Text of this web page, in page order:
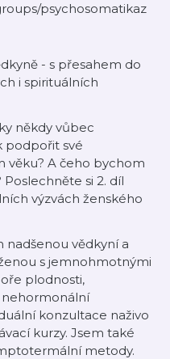
psychosomatikaz
- s přesahem do
i spirituálních
někdy vůbec
podpořit své
věku? A čeho bychom
si 2. díl
výzvách ženského
nadšenou vědkyní a
s jemnohmotnými
plodnosti,
nehormonální
konzultace naživo
kurzy. Jsem také
metody.